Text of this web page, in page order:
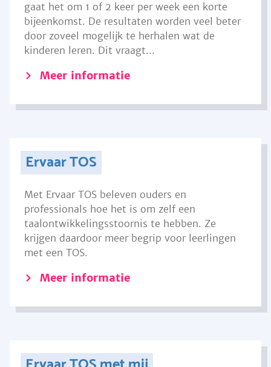
gaat het om 1 of 2 keer per week een korte
bijeenkomst. De resultaten worden veel beter
door zoveel mogelijk te herhalen wat de
kinderen leren. Dit vraagt...
Meer informatie
Ervaar TOS
Met Ervaar TOS beleven ouders en
professionals hoe het is om zelf een
taalontwikkelingsstoornis te hebben. Ze
krijgen daardoor meer begrip voor leerlingen
met een TOS.
Meer informatie